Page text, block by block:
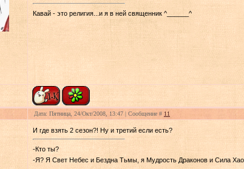
Кавай - это религия...и я в ней священник ^______^
Дата: Пятница, 24/Окт/2008, 13:47 | Сообщение # 11
И где взять 2 сезон?! Ну и третий если есть?
-Кто ты?
-Я? Я Свет Небес и Бездна Тьмы, я Мудрость Драконов и Сила